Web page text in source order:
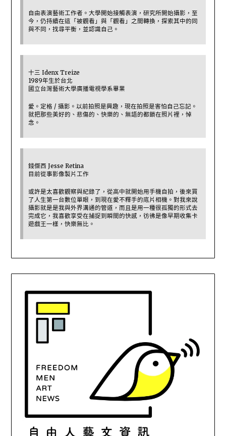
自由表演藝術工作者。大學開始接觸表演，研究所開始攝影，至
今，仍持續在這「被觀看」與「觀看」之間轉換，探索其中的同
與不同，找尋平衡，並認識自己。
十三 Idenx Treize
1989年生於台北
國立台灣藝術大學廣播電視學系畢業
愛。定格 / 攝影。以前拍照是興趣，現在拍照是害怕自己忘記。
就把那些美好的、悲傷的、快樂的、無語的都鎖在照片裡，悼
念。
錢傑西 Jesse Retina
目前從事影像製片工作
或許是太喜歡觀察與紀錄了，從高中就開始用手機自拍，後來買
了人生第一台數位單眼，到現在愛不釋手的底片相機。對我來說
攝影就是是我與外界溝通的管道，而且是用一種很孤獨的形式去
完成它，我喜歡享受在捕捉到瞬間的快感，彷彿是像早期收集卡
遊戲王一樣，快樂無比。